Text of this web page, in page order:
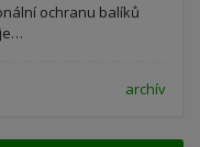
ochranu balíků
archív